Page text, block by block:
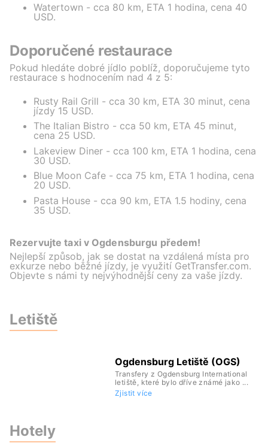
Watertown - cca 80 km, ETA 1 hodina, cena 40
USD.
Doporučené restaurace
Pokud hledáte dobré jídlo poblíž, doporučujeme tyto
restaurace s hodnocením nad 4 z 5:
Rusty Rail Grill - cca 30 km, ETA 30 minut, cena
jízdy 15 USD.
The Italian Bistro - cca 50 km, ETA 45 minut,
cena 25 USD.
Lakeview Diner - cca 100 km, ETA 1 hodina, cena
30 USD.
Blue Moon Cafe - cca 75 km, ETA 1 hodina, cena
20 USD.
Pasta House - cca 90 km, ETA 1.5 hodiny, cena
35 USD.
Rezervujte taxi v Ogdensburgu předem!
Nejlepší způsob, jak se dostat na vzdálená místa pro
exkurze nebo běžné jízdy, je využití GetTransfer.com.
Objevte s námi ty nejvýhodnější ceny za vaše jízdy.
Letiště
Ogdensburg Letiště (OGS)
Transfery z Ogdensburg International
letiště, které bylo dříve známé jako ...
Zjistit více
Hotely